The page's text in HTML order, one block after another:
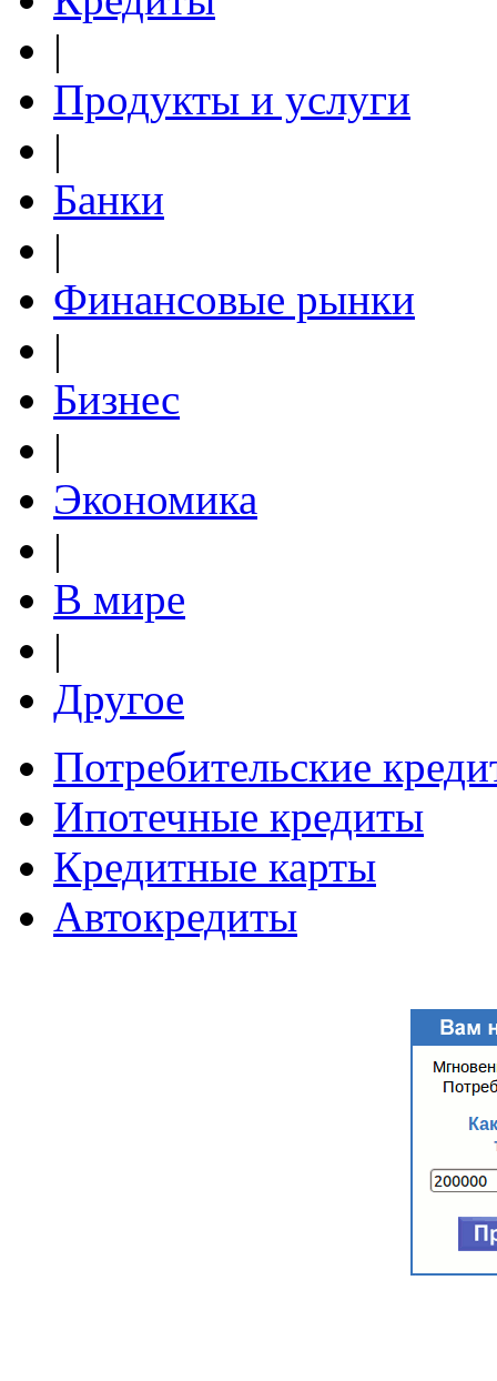
|
Продукты и услуги
|
Банки
|
Финансовые рынки
|
Бизнес
|
Экономика
|
В мире
|
Другое
Потребительские
Ипотечные кредиты
Кредитные карты
Автокредиты